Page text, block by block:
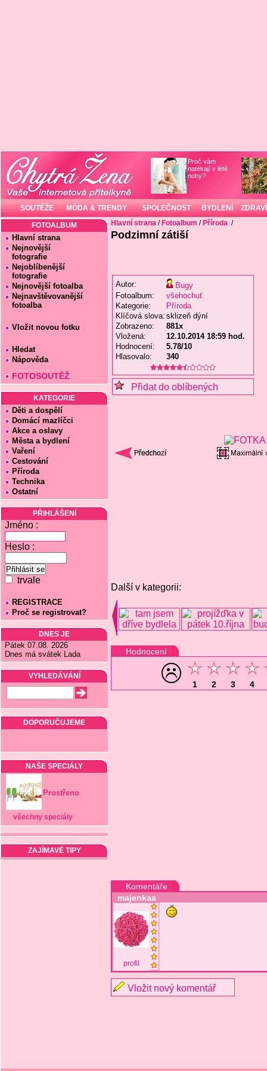
Proč vám
natékají v létě
nohy?
SOUTĚŽE MÓDA & TRENDY SPOLEČNOST BYDLENÍ ZDRAVÍ
FOTOALBUM
Hlavní strana
Nejnovější
fotografie
Nejoblíbenější
fotografie
Nejnovější fotoalba
Nejnavštěvovanější
fotoalba
Vložit novou fotku
Hledat
Nápověda
FOTOSOUTĚŽ
KATEGORIE
Děti a dospělí
Domácí mazlíčci
Akce a oslavy
Města a bydlení
Vaření
Cestování
Příroda
Technika
Ostatní
PŘIHLÁŠENÍ
Jméno :
Heslo :
trvale
REGISTRACE
Proč se registrovat?
DNES JE
Pátek 07.08. 2026
Dnes má svátek Lada
VYHLEDÁVÁNÍ
DOPORUČUJEME
NAŠE SPECIÁLY
Prostřeno
všechny speciály
ZAJÍMAVÉ TIPY
Hlavní strana / Fotoalbum / Příroda /
Podzimní zátiší
Autor:
Bugy
Fotoalbum:
všehochuť
Kategorie:
Příroda
Klíčová slova: sklizeň dýní
Zobrazeno:
881x
Vložená:
12.10.2014 18:59 hod.
Hodnocení:
5.78/10
Hlasovalo:
340
Přidat do oblíbených
Další v kategorii:
Hodnocení
1 2 3 4
Komentáře
majenkaa
profil
Vložit nový komentář